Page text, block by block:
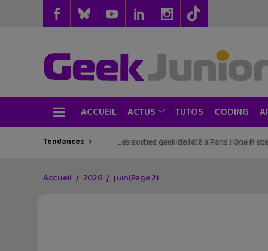
ACCUEIL ACTUS TUTOS CODING
Tendances Les sorties geek de l’été à Paris : One
Accueil 2026 juin(Page 2)